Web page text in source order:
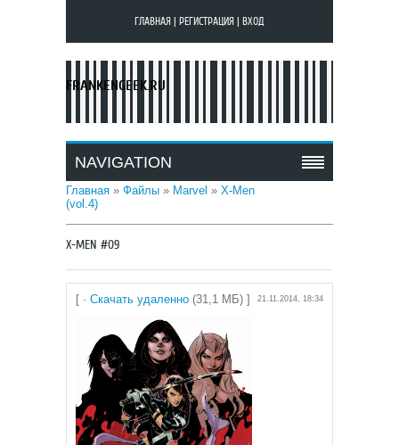
ГЛАВНАЯ РЕГИСТРАЦИЯ ВХОД
FRANKENGEEK.RU
NAVIGATION
Главная » Файлы » Marvel » X-Men
(vol.4)
X-MEN #09
[ · Скачать удаленно (31,1 МБ) ] 21.11.2014, 18:34